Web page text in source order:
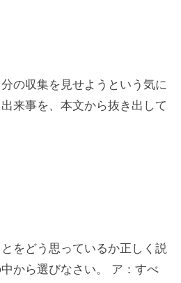
分の収集を見せようという気に
来事を、本文から抜き出して
とをどう思っているか正しく説
から選びなさい。 ア：すべ